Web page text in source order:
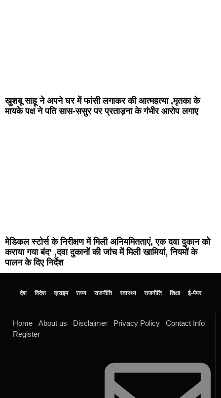
खुशबू साहू ने अपने घर में फांसी लगाकर की आत्महत्या ,मृतका के
मायके पक्ष ने पति सास-ससुर पर प्रताड़ना के गंभीर आरोप लगाए
मेडिकल स्टोर्स के निरीक्षण में मिली अनियमितताएं, एक दवा दुकान को
कराया गया बंद’ ,दवा दुकानों की जांच में मिली खामियां, नियमों के
पालन के दिए निर्देश
देश विदेश क्राइम राज्य राजनीति स्वास्थ्य राजनीति शिक्षा ई-पेपर
Home About us Disclaimer Privacy Policy
Contact Info
Register